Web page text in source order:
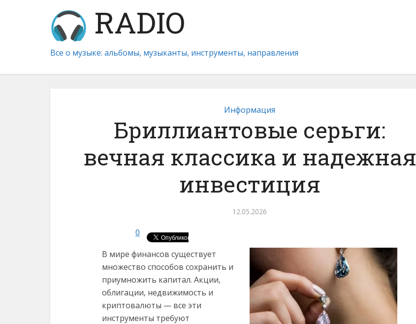
RADIO
Все о музыке: альбомы, музыканты, инструменты, направления
Информация
Бриллиантовые серьги:
вечная классика и надежная
инвестиция
12.05.2026
0
В мире финансов существует
множество способов сохранить и
приумножить капитал. Акции,
облигации, недвижимость и
криптовалюты — все эти
инструменты требуют